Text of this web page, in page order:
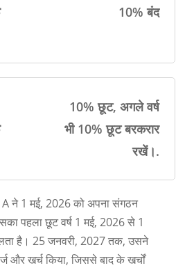
10% बंद
10% छूट, अगले वर्ष
भी 10% छूट बरकरार
रखें।.
A ने 1 मई, 2026 को अपना संगठन
पहला छूट वर्ष 1 मई, 2026 से 1
है। 25 जनवरी, 2027 तक, उसने
और खर्च किया, जिससे बाद के खर्चों